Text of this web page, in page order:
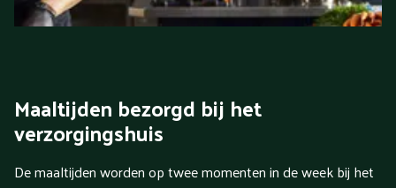
Maaltijden bezorgd bij het
verzorgingshuis
De maaltijden worden op twee momenten in de week bij het